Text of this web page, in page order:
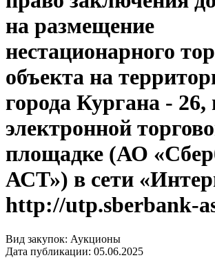
на размещение
нестационарного
объекта на
города Кургана - 26,
электронной
площадке (АО
АСТ») в сети
http://utp.sberbank-
Вид закупок: Аукционы
Дата публикации: 05.06.2025